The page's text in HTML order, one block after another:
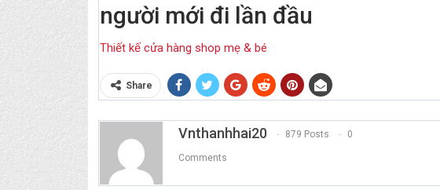
người mới đi lần đầu
Thiết kế cửa hàng shop mẹ & bé
Share
Vnthanhhai20 879 Posts 0
Comments